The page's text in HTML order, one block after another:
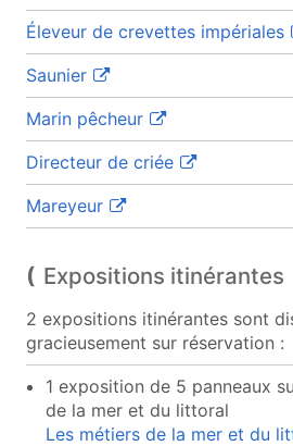
Éleveur de crevettes impériales
Saunier(ouvre une nouvelle
Marin pêcheur(ouvre une
Directeur de criée(ouvre une
Mareyeur(ouvre une nouvelle
Expositions itinérantes
2 expositions itinérantes sont
gracieusement sur réservation :
1 exposition de 5 panneaux
de la mer et du littoral
Les métiers de la mer et du